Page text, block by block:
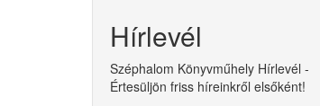
Hírlevél
Széphalom Könyvműhely Hírlevél -
Értesüljön friss híreinkről elsőként!